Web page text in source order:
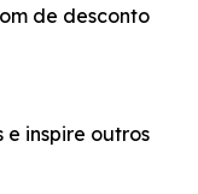
de desconto
e inspire outros